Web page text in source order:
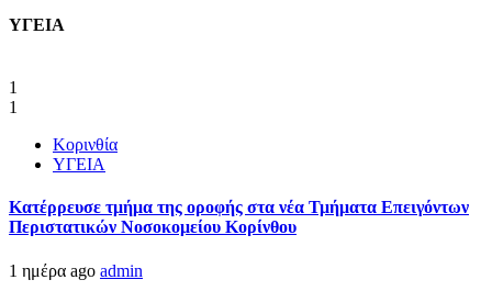
ΥΓΕΙΑ
1
1
Κορινθία
ΥΓΕΙΑ
Kατέρρευσε τμήμα της οροφής στα νέα Τμήματα Επειγόντων
Περιστατικών Νοσοκομείου Κορίνθου
1 ημέρα ago admin